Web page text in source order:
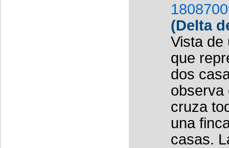
(Delta
Vista de
que
dos
observa
cruza
una
casas.